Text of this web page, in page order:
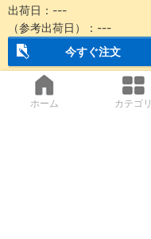
出荷日： ---
（参考出荷日）： ---
今すぐ注文
ホーム カテゴリ